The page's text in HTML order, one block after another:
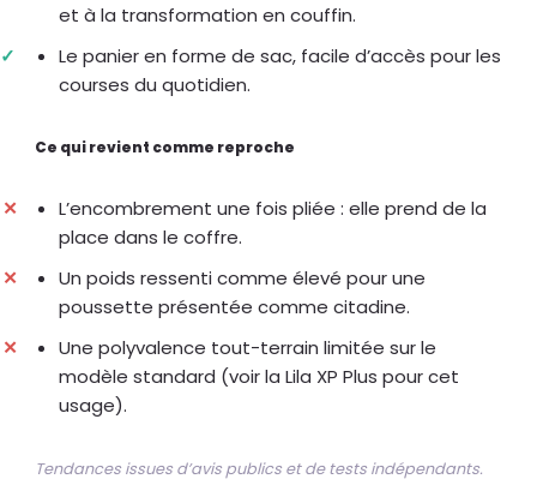
et à la transformation en couffin.
Le panier en forme de sac, facile d’accès pour les
courses du quotidien.
Ce qui revient comme reproche
L’encombrement une fois pliée : elle prend de la
place dans le coffre.
Un poids ressenti comme élevé pour une
poussette présentée comme citadine.
Une polyvalence tout-terrain limitée sur le
modèle standard (voir la Lila XP Plus pour cet
usage).
Tendances issues d’avis publics et de tests indépendants.